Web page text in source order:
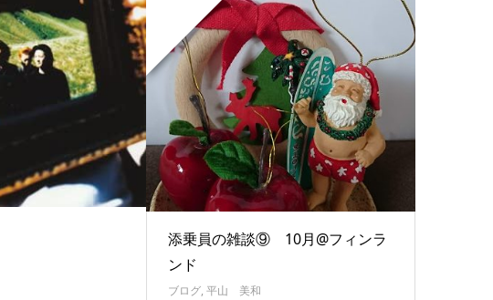
添乗員の雑談⑨ 10月@フィンラ
ンド
ブログ, 平山 美和